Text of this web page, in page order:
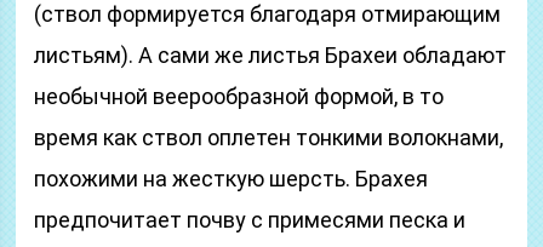
(ствол формируется благодаря отмирающим
листьям). А сами же листья Брахеи обладают
необычной веерообразной формой, в то
время как ствол оплетен тонкими волокнами,
похожими на жесткую шерсть. Брахея
предпочитает почву с примесями песка и